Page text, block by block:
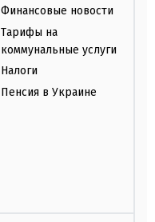
Финансовые новости
Тарифы на
коммунальные услуги
Налоги
Пенсия в Украине